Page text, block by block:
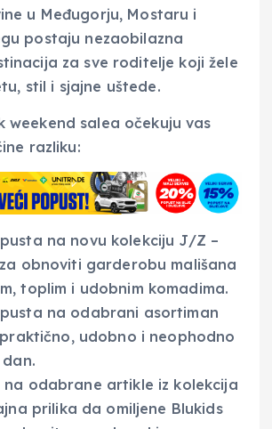
u Međugorju, Mostaru i
postaju nezaobilazna
za sve roditelje koji žele
stil i sjajne uštede.
weekend salea očekuju vas
razliku:
na novu kolekciju J/Z –
obnoviti garderobu mališana
toplim i udobnim komadima.
na odabrani asortiman
udobno i neophodno
na odabrane artikle iz kolekcija
prilika da omiljene Blukids